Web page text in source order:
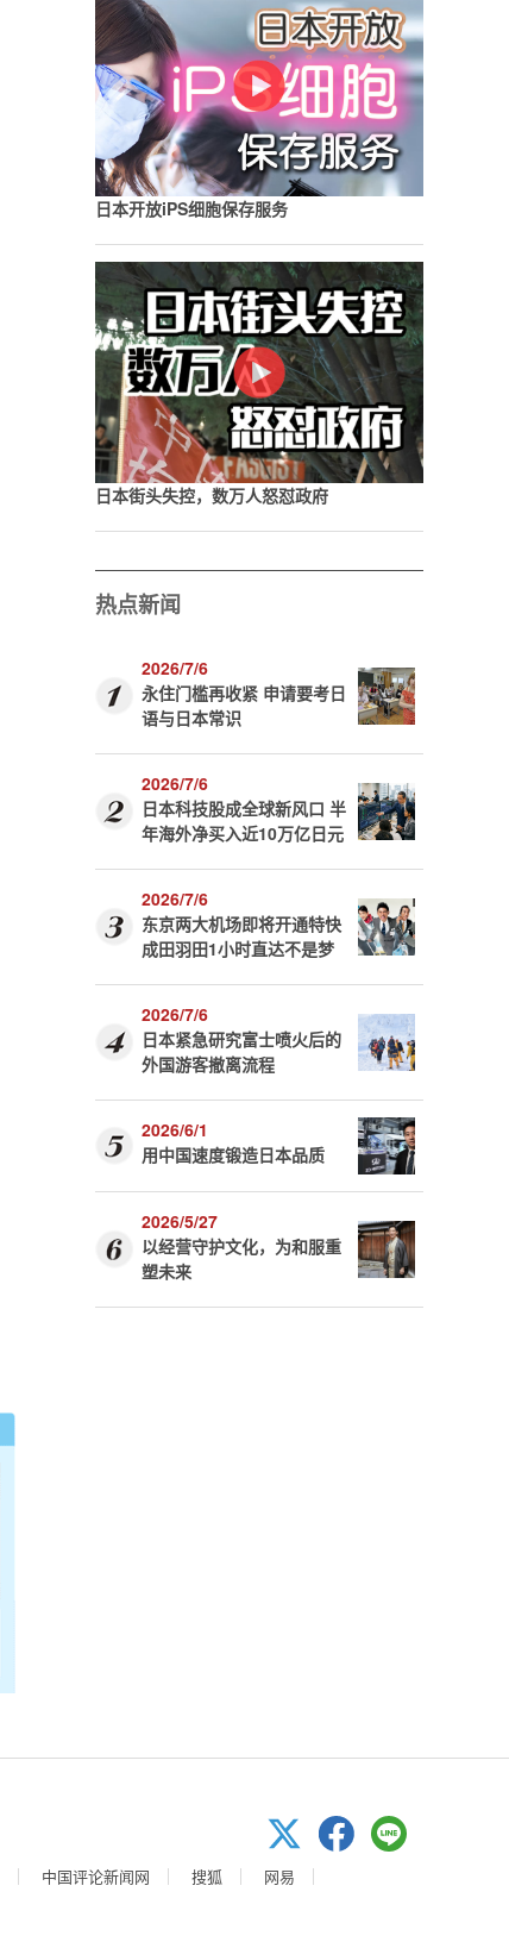
日本开放iPS细胞保存服务
日本街头失控，数万人怒怼政府
热点新闻
2026/7/6
永住门槛再收紧 申请要考日
语与日本常识
2026/7/6
日本科技股成全球新风口 半
年海外净买入近10万亿日元
2026/7/6
东京两大机场即将开通特快
成田羽田1小时直达不是梦
2026/7/6
日本紧急研究富士喷火后的
外国游客撤离流程
2026/6/1
用中国速度锻造日本品质
2026/5/27
以经营守护文化，为和服重
塑未来
中国评论新闻网 搜狐
网易